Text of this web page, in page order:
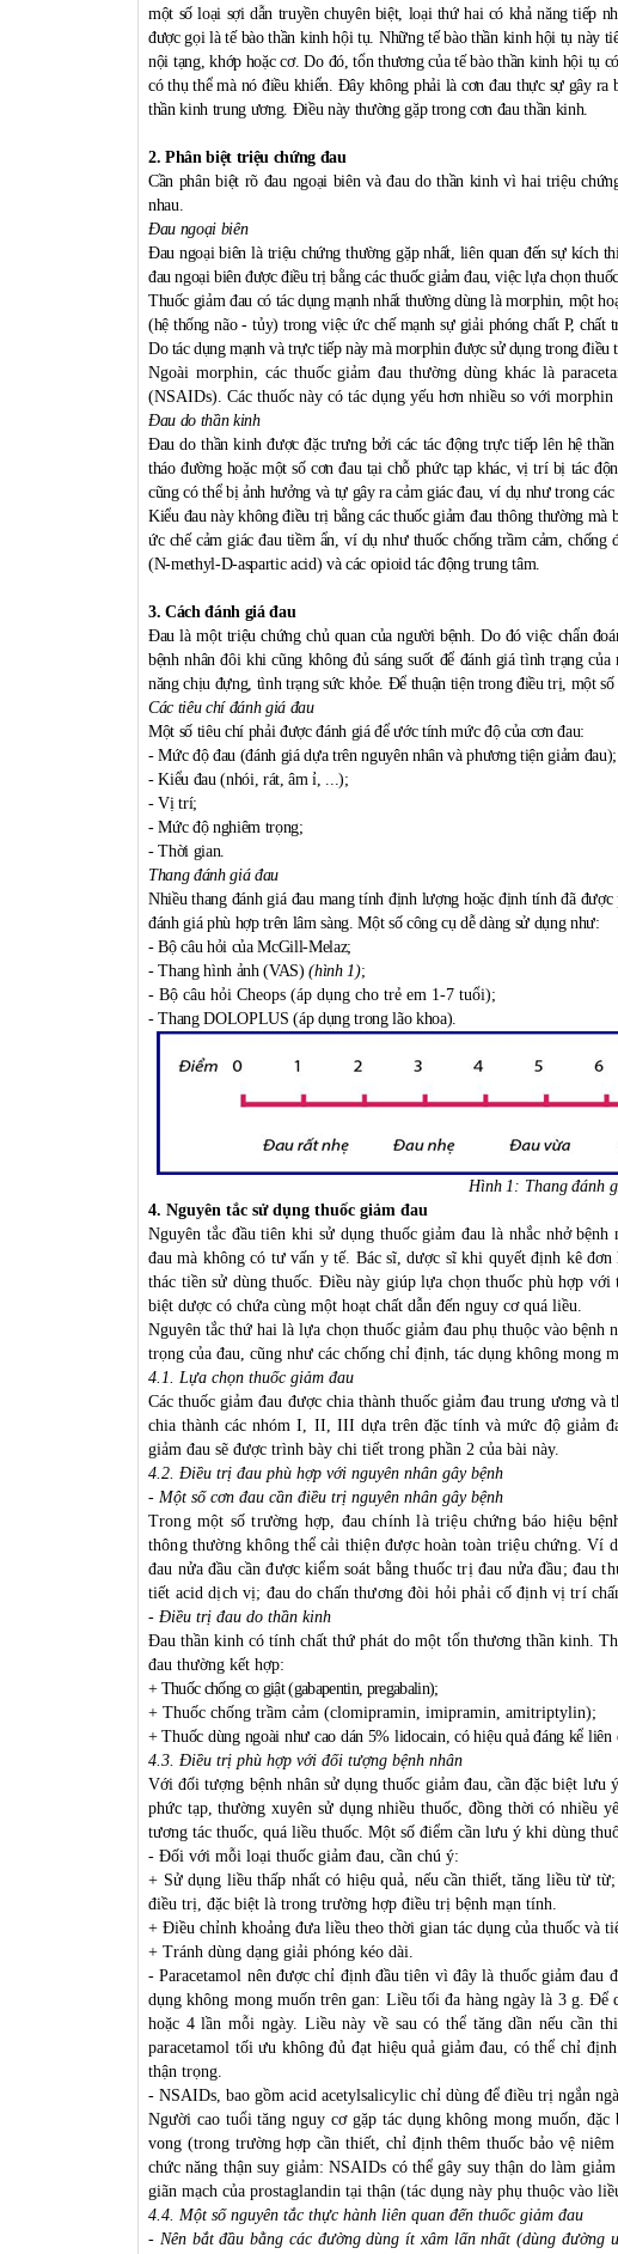
một số loại sợi dẫn truyền chuyên biệt, loại thứ hai có khả năng tiếp
được gọi là tế bào thần kinh hội tụ. Những tế bào thần kinh hội tụ này
nội tạng, khớp hoặc cơ. Do đó, tổn thương của tế bào thần kinh hội tụ
có thụ thể mà nó điều khiển. Đây không phải là cơn đau thực sự gây
thần kinh trung ương. Điều này thường gặp trong cơn đau thần kinh.
2. Phân biệt triệu chứng đau
Cần phân biệt rõ đau ngoại biên và đau do thần kinh vì hai triệu
nhau.
Đau ngoại biên
Đau ngoại biên là triệu chứng thường gặp nhất, liên quan đến sự kích
đau ngoại biên được điều trị bằng các thuốc giảm đau, việc lựa chọn
Thuốc giảm đau có tác dụng mạnh nhất thường dùng là morphin, một
(hệ thống não - tủy) trong việc ức chế mạnh sự giải phóng chất P,
Do tác dụng mạnh và trực tiếp này mà morphin được sử dụng trong
Ngoài morphin, các thuốc giảm đau thường dùng khác là
(NSAIDs). Các thuốc này có tác dụng yếu hơn nhiều so với
Đau do thần kinh
Đau do thần kinh được đặc trưng bởi các tác động trực tiếp lên hệ
tháo đường hoặc một số cơn đau tại chỗ phức tạp khác, vị trí bị tác
cũng có thể bị ảnh hưởng và tự gây ra cảm giác đau, ví dụ như trong
Kiểu đau này không điều trị bằng các thuốc giảm đau thông thường
ức chế cảm giác đau tiềm ẩn, ví dụ như thuốc chống trầm cảm,
(N-methyl-D-aspartic acid) và các opioid tác động trung tâm.
3. Cách đánh giá đau
Đau là một triệu chứng chủ quan của người bệnh. Do đó việc chẩn
bệnh nhân đôi khi cũng không đủ sáng suốt để đánh giá tình trạng
năng chịu đựng, tình trạng sức khỏe. Để thuận tiện trong điều trị, một
Các tiêu chí đánh giá đau
Một số tiêu chí phải được đánh giá để ước tính mức độ của cơn đau:
- Mức độ đau (đánh giá dựa trên nguyên nhân và phương tiện giảm đau);
- Kiểu đau (nhói, rát, âm ỉ, ...);
- Vị trí;
- Mức độ nghiêm trọng;
- Thời gian.
Thang đánh giá đau
Nhiều thang đánh giá đau mang tính định lượng hoặc định tính đã
đánh giá phù hợp trên lâm sàng. Một số công cụ dễ dàng sử dụng như:
- Bộ câu hỏi của McGill-Melaz;
- Thang hình ảnh (VAS) (hình 1);
- Bộ câu hỏi Cheops (áp dụng cho trẻ em 1-7 tuổi);
- Thang DOLOPLUS (áp dụng trong lão khoa).
Hình 1: Thang đánh
4. Nguyên tắc sử dụng thuốc giảm đau
Nguyên tắc đầu tiên khi sử dụng thuốc giảm đau là nhắc nhở
đau mà không có tư vấn y tế. Bác sĩ, dược sĩ khi quyết định kê
thác tiền sử dùng thuốc. Điều này giúp lựa chọn thuốc phù hợp
biệt dược có chứa cùng một hoạt chất dẫn đến nguy cơ quá liều.
Nguyên tắc thứ hai là lựa chọn thuốc giảm đau phụ thuộc vào
trọng của đau, cũng như các chống chỉ định, tác dụng không mong
4.1. Lựa chọn thuốc giảm đau
Các thuốc giảm đau được chia thành thuốc giảm đau trung ương
chia thành các nhóm I, II, III dựa trên đặc tính và mức độ giảm
giảm đau sẽ được trình bày chi tiết trong phần 2 của bài này.
4.2. Điều trị đau phù hợp với nguyên nhân gây bệnh
- Một số cơn đau cần điều trị nguyên nhân gây bệnh
Trong một số trường hợp, đau chính là triệu chứng báo hiệu
thông thường không thể cải thiện được hoàn toàn triệu chứng. Ví
đau nửa đầu cần được kiểm soát bằng thuốc trị đau nửa đầu; đau
tiết acid dịch vị; đau do chấn thương đòi hỏi phải cố định vị trí
- Điều trị đau do thần kinh
Đau thần kinh có tính chất thứ phát do một tổn thương thần kinh.
đau thường kết hợp:
+ Thuốc chống co giật (gabapentin, pregabalin);
+ Thuốc chống trầm cảm (clomipramin, imipramin, amitriptylin);
+ Thuốc dùng ngoài như cao dán 5% lidocain, có hiệu quả đáng kể liên
4.3. Điều trị phù hợp với đối tượng bệnh nhân
Với đối tượng bệnh nhân sử dụng thuốc giảm đau, cần đặc biệt
phức tạp, thường xuyên sử dụng nhiều thuốc, đồng thời có nhiều
tương tác thuốc, quá liều thuốc. Một số điểm cần lưu ý khi dùng
- Đối với mỗi loại thuốc giảm đau, cần chú ý:
+ Sử dụng liều thấp nhất có hiệu quả, nếu cần thiết, tăng liều từ
điều trị, đặc biệt là trong trường hợp điều trị bệnh mạn tính.
+ Điều chỉnh khoảng đưa liều theo thời gian tác dụng của thuốc và
+ Tránh dùng dạng giải phóng kéo dài.
- Paracetamol nên được chỉ định đầu tiên vì đây là thuốc giảm đau
dụng không mong muốn trên gan: Liều tối đa hàng ngày là 3 g.
hoặc 4 lần mỗi ngày. Liều này về sau có thể tăng dần nếu cần
paracetamol tối ưu không đủ đạt hiệu quả giảm đau, có thể chỉ
thận trọng.
- NSAIDs, bao gồm acid acetylsalicylic chỉ dùng để điều trị ngắn
Người cao tuổi tăng nguy cơ gặp tác dụng không mong muốn,
vong (trong trường hợp cần thiết, chỉ định thêm thuốc bảo vệ
chức năng thận suy giảm: NSAIDs có thể gây suy thận do làm
giãn mạch của prostaglandin tại thận (tác dụng này phụ thuộc vào
4.4. Một số nguyên tắc thực hành liên quan đến thuốc giảm đau
- Nên bắt đầu bằng các đường dùng ít xâm lấn nhất (dùng